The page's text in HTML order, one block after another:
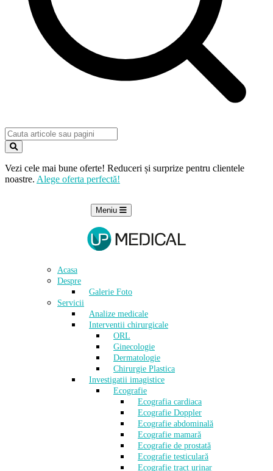
Vezi cele mai bune oferte! Reduceri și surprize pentru clientele
noastre. Alege oferta perfectă!
Meniu
Acasa
Despre
Galerie Foto
Servicii
Analize medicale
Interventii chirurgicale
ORL
Ginecologie
Dermatologie
Chirurgie Plastica
Investigatii imagistice
Ecografie
Ecografia cardiaca
Ecografie Doppler
Ecografie abdominală
Ecografie mamară
Ecografie de prostată
Ecografie testiculară
Ecografie tract urinar